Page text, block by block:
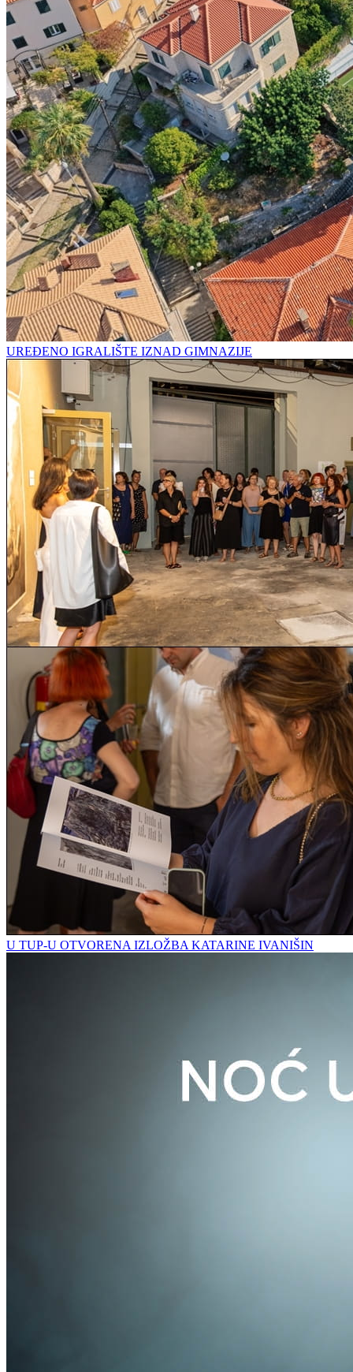
UREĐENO IGRALIŠTE IZNAD GIMNAZIJE
U TUP-U OTVORENA IZLOŽBA KATARINE IVANIŠIN